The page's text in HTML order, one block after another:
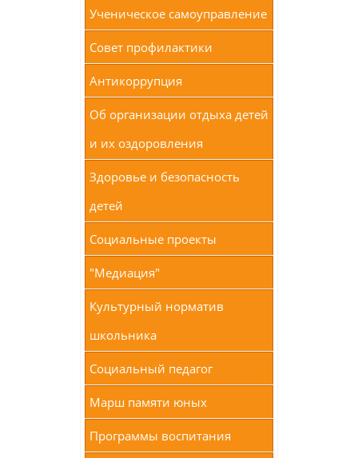
Ученическое самоуправление
Совет профилактики
Антикоррупция
Об организации отдыха детей
и их оздоровления
Здоровье и безопасность
детей
Социальные проекты
"Медиация"
Культурный норматив
школьника
Социальный педагог
Марш памяти юных
Программы воспитания